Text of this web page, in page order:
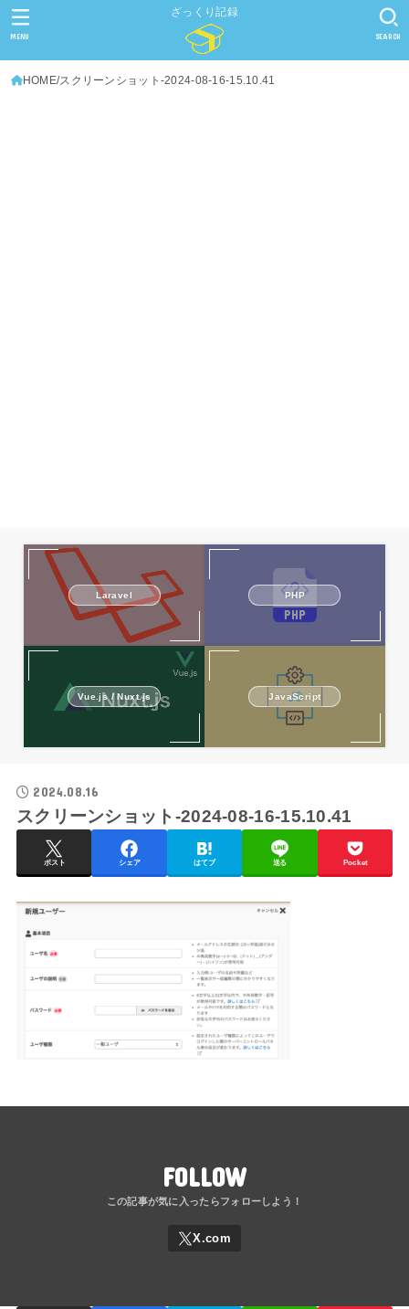
ざっくり記録
SEARCH
MENU
HOME スクリーンショット-2024-08-16-15.10.41
Laravel PHP
Vue.js / Nuxt.js JavaScript
2024.08.16
スクリーンショット-2024-08-16-15.10.41
ポスト シェア はてブ 送る Pocket
FOLLOW